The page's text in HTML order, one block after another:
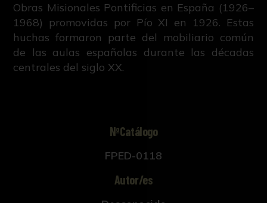
Obras Misionales Pontificias en España (1926–
1968) promovidas por Pío XI en 1926. Estas
huchas formaron parte del mobiliario común
de las aulas españolas durante las décadas
centrales del siglo XX.
NºCatálogo
FPED-0118
Autor/es